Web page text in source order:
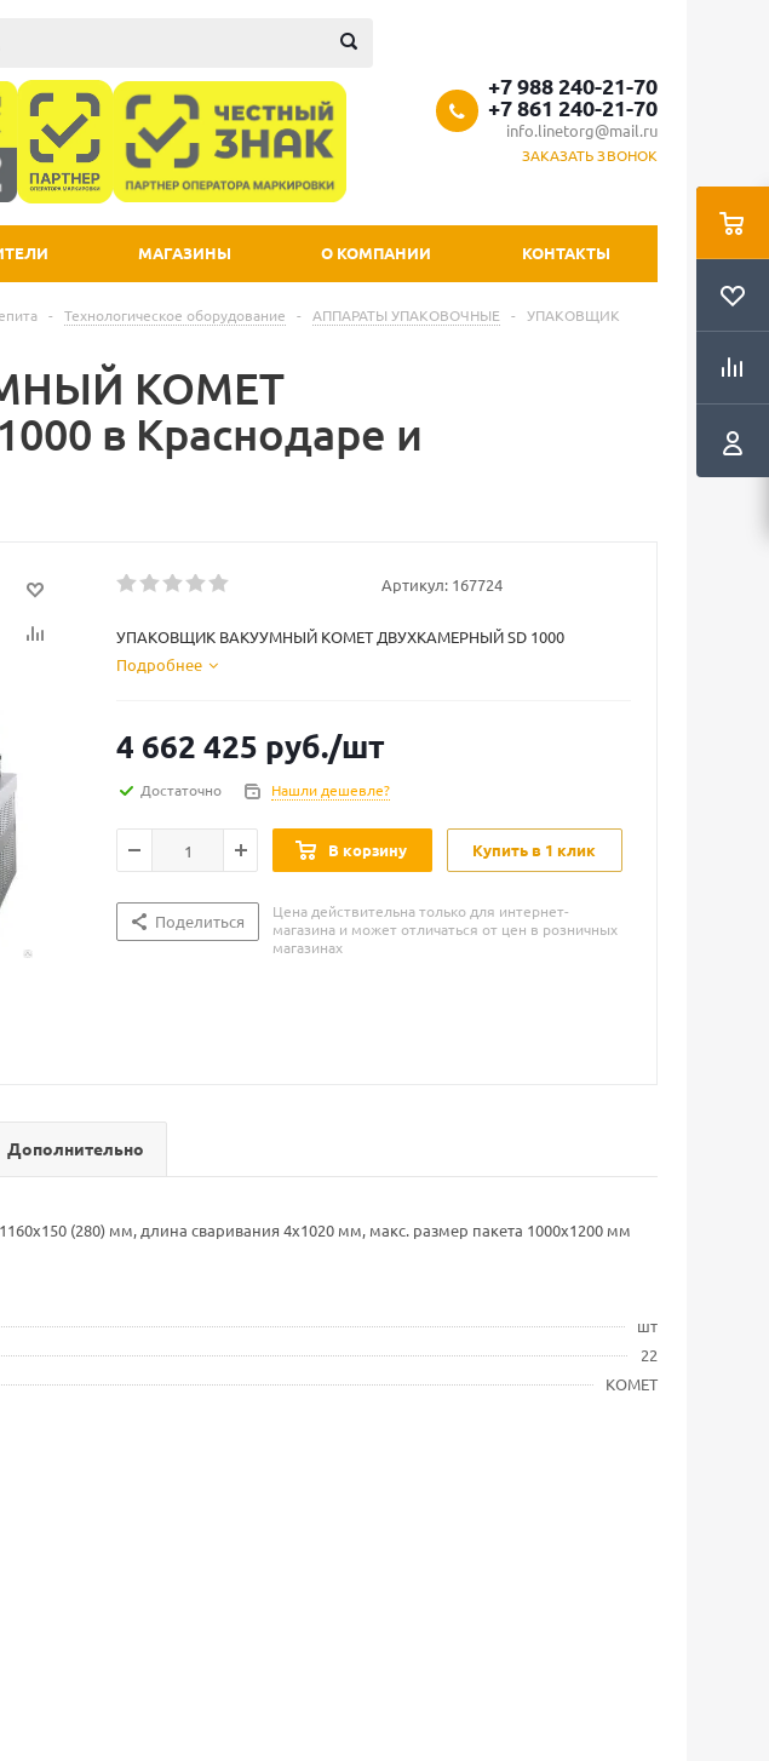
+7 988 240-21-70
+7 861 240-21-70
info.linetorg@mail.ru
ЗАКАЗАТЬ ЗВОНОК
МАГАЗИНЫ О КОМПАНИИ КОНТАКТЫ
- Технологическое оборудование - АППАРАТЫ УПАКОВОЧНЫЕ -
УПАКОВЩИК
KOMET
в Краснодаре и
Артикул: 167724
УПАКОВЩИК ВАКУУМНЫЙ KOMET ДВУХКАМЕРНЫЙ SD 1000
Подробнее
4 662 425 руб./шт
Достаточно Нашли дешевле?
В корзину Купить в 1 клик
Поделиться
Цена действительна только для интернет-
магазина и может отличаться от цен в розничных
магазинах
Дополнительно
(280) мм, длина сваривания 4x1020 мм, макс. размер пакета 1000х1200 мм
шт
22
KOMET